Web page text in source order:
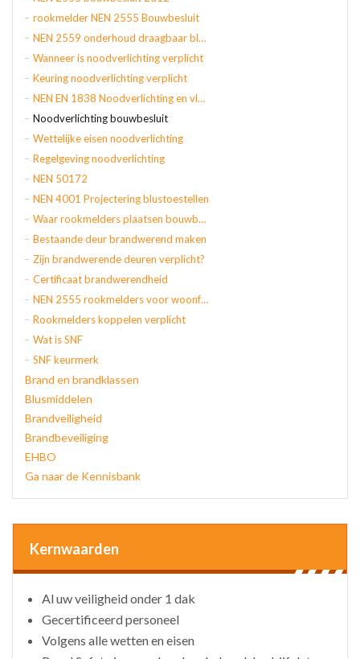
rookmelder NEN 2555 Bouwbesluit
NEN 2559 onderhoud draagbaar blustoestel
Wanneer is noodverlichting verplicht
Keuring noodverlichting verplicht
NEN EN 1838 Noodverlichting en vluchtroute aanduiding
Noodverlichting bouwbesluit
Wettelijke eisen noodverlichting
Regelgeving noodverlichting
NEN 50172
NEN 4001 Projectering blustoestellen
Waar rookmelders plaatsen bouwbesluit
Bestaande deur brandwerend maken
Zijn brandwerende deuren verplicht?
Certificaat brandwerendheid
NEN 2555 rookmelders voor woonfuncties
Rookmelders koppelen verplicht
Wat is SNF
SNF keurmerk
Brand en brandklassen
Blusmiddelen
Brandveiligheid
Brandbeveiliging
EHBO
Ga naar de Kennisbank
Kernwaarden
Al uw veiligheid onder 1 dak
Gecertificeerd personeel
Volgens alle wetten en eisen